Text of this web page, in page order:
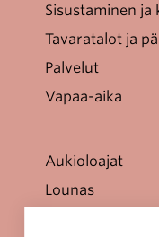
Sisustaminen
Tavaratalot ja
Palvelut
Vapaa-aika
Aukioloajat
Lounas